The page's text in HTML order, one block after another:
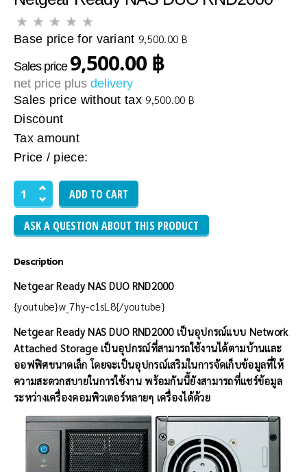
Base price for variant 9,500.00 ฿
Sales price 9,500.00 ฿
net price plus delivery
Sales price without tax 9,500.00 ฿
Discount
Tax amount
Price / piece:
ASK A QUESTION ABOUT THIS PRODUCT
Description
Netgear Ready NAS DUO RND2000
{youtube}w_7hy-c1sL8{/youtube}
Netgear Ready NAS DUO RND2000 เป็นอุปกรณ์แบบ Network
Attached Storage เป็นอุปกรณ์ที่สามารถใช้งานได้ตามบ้านและ
ออฟฟิศขนาดเล็ก โดยจะเป็นอุปกรณ์เสริมในการจัดเก็บข้อมูลที่ให้
ความสะดวกสบายในการใช้งาน พร้อมกันนี้ยังสามารถที่แชร์ข้อมูล
ระหว่างเครื่องคอมพิวเตอร์หลายๆ เครื่องได้ด้วย